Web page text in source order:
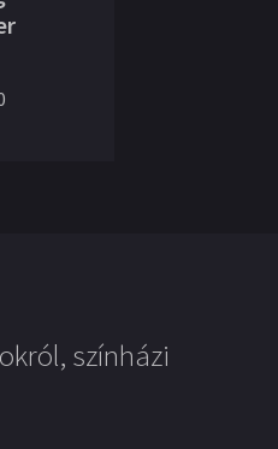
színházi